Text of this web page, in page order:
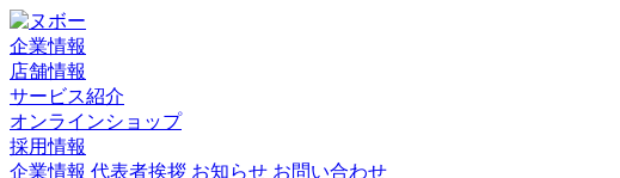
企業情報
店舗情報
サービス紹介
オンラインショップ
採用情報
企業情報 代表者挨拶 お知らせ お問い合わせ